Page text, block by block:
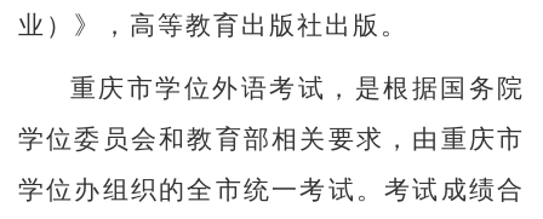
业）》，高等教育出版社出版。
重庆市学位外语考试，是根据国务院
学位委员会和教育部相关要求，由重庆市
学位办组织的全市统一考试。考试成绩合